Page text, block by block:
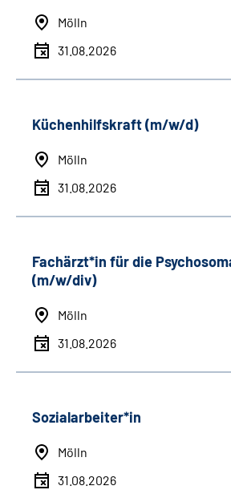
Mölln
31.08.2026
Küchenhilfskraft (m/w/d)
Mölln
31.08.2026
Fachärzt*in für die
(m/w/div)
Mölln
31.08.2026
Sozialarbeiter*in
Mölln
31.08.2026